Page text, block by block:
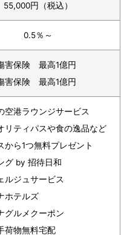
55,000円（税込）
0.5％～
害保険 最高1億円
害保険 最高1億円
空港ラウンジサービス
リティパスや食の逸品など
から1つ無料プレゼント
グ by 招待日和
ルジュサービス
ホテルズ
グルメクーポン
荷物無料宅配